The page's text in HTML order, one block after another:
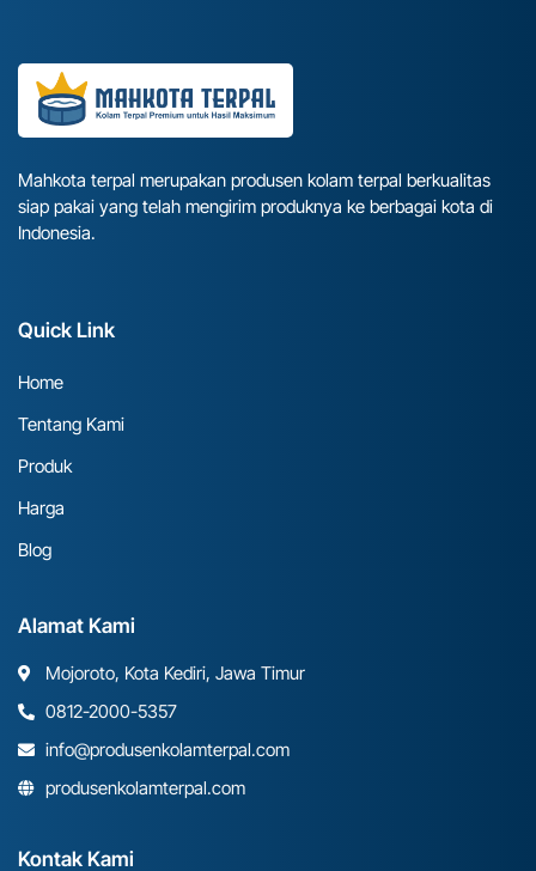
Mahkota terpal merupakan produsen kolam terpal berkualitas
siap pakai yang telah mengirim produknya ke berbagai kota di
Indonesia.
Quick Link
Home
Tentang Kami
Produk
Harga
Blog
Alamat Kami
Mojoroto, Kota Kediri, Jawa Timur
0812-2000-5357
info@produsenkolamterpal.com
produsenkolamterpal.com
Kontak Kami